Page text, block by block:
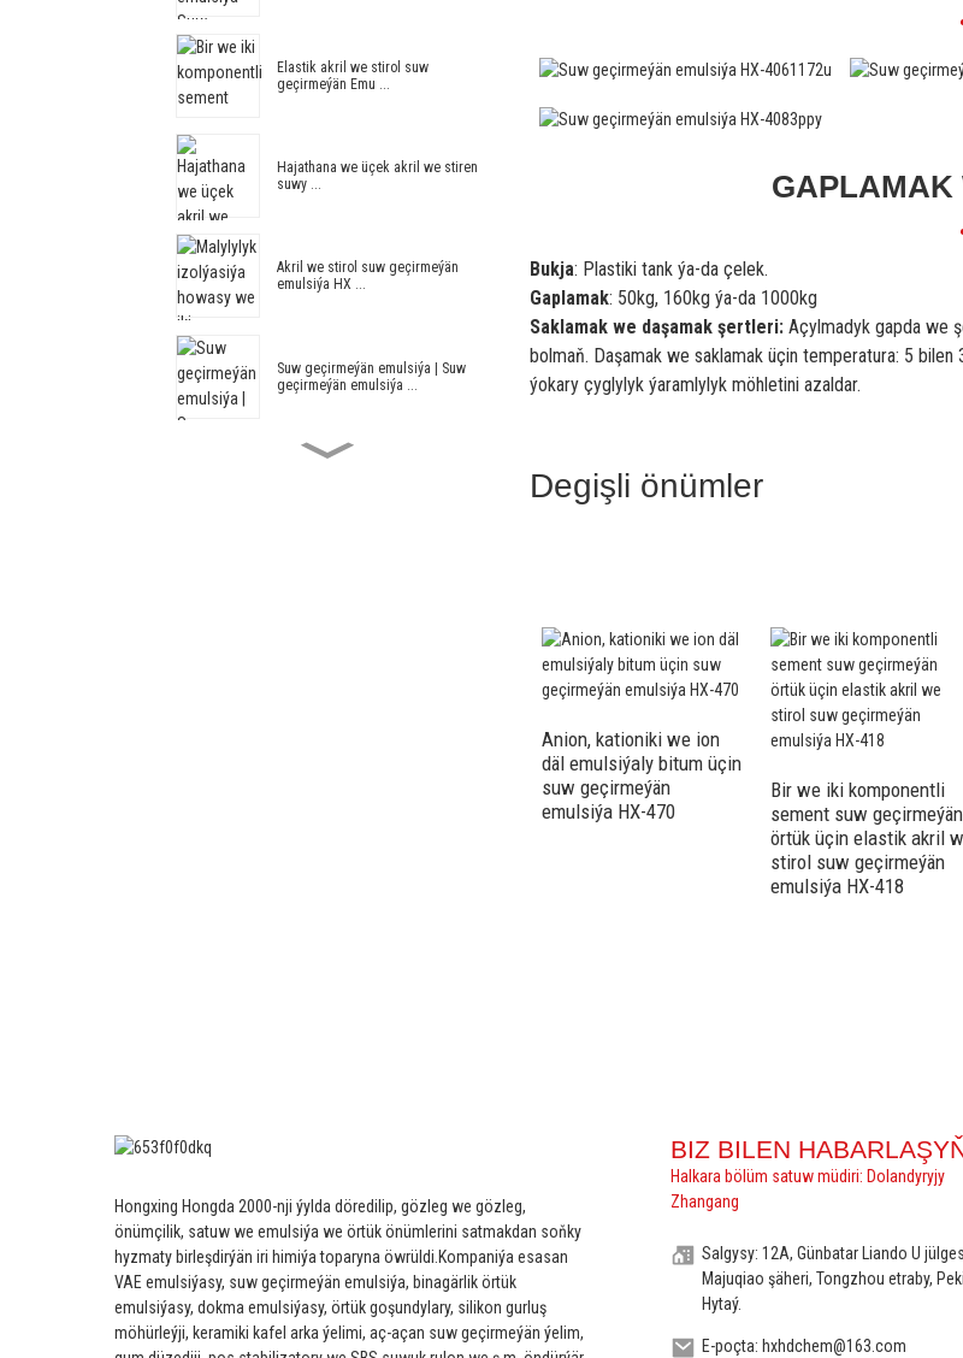
Elastik akril we stirol suw
geçirmeýän Emu ...
Hajathana we üçek akril we stiren
suwy ...
Akril we stirol suw geçirmeýän
emulsiýa HX ...
Suw geçirmeýän emulsiýa | Suw
geçirmeýän emulsiýa ...
Bukja: Plastiki tank ýa-da çelek.
Gaplamak: 50kg, 160kg ýa-da 1000kg
Saklamak we daşamak şertleri: Açylmadyk gapda we
bolmaň. Daşamak we saklamak üçin temperatura: 5
ýokary çyglylyk ýaramlylyk möhletini azaldar.
Degişli önümler
Anion, kationiki we ion
däl emulsiýaly bitum üçin
suw geçirmeýän
emulsiýa HX-470
Bir we iki komponentli
sement suw geçirmeýän
örtük üçin elastik akril
stirol suw geçirmeýän
emulsiýa HX-418
Hongxing Hongda 2000-nji ýylda döredilip, gözleg we gözleg,
önümçilik, satuw we emulsiýa we örtük önümlerini satmakdan soňky
hyzmaty birleşdirýän iri himiýa toparyna öwrüldi. Kompaniýa esasan
VAE emulsiýasy, suw geçirmeýän emulsiýa, binagärlik örtük
emulsiýasy, dokma emulsiýasy, örtük goşundylary, silikon gurluş
möhürleýji, keramiki kafel arka ýelimi, aç-açan suw geçirmeýän ýelim,
BIZ BILEN
Halkara bölüm satuw müdiri: Dolandyryjy
Zhangang
Salgysy: 12A, Günbatar Liando U
Majuqiao şäheri, Tongzhou etraby,
Hytaý.
E-poçta: hxhdchem@163.com